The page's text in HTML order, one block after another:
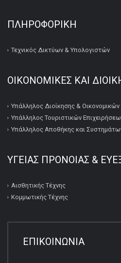
ΠΛΗΡΟΦΟΡΙΚΉ
Τεχνικός Δικτύων & Υπολογιστών
ΟΙΚΟΝΟΜΙΚΕΣ ΚΑΙ
Υπάλληλος Διοίκησης &
Υπάλληλος Τουριστικών
Υπάλληλος Αποθήκης και
ΥΓΕΙΑΣ ΠΡΟΝΟΙΑΣ &
Αισθητικής Τέχνης
Κομμωτικής Τέχνης
ΕΠΙΚΟΙΝΩΝΙΑ